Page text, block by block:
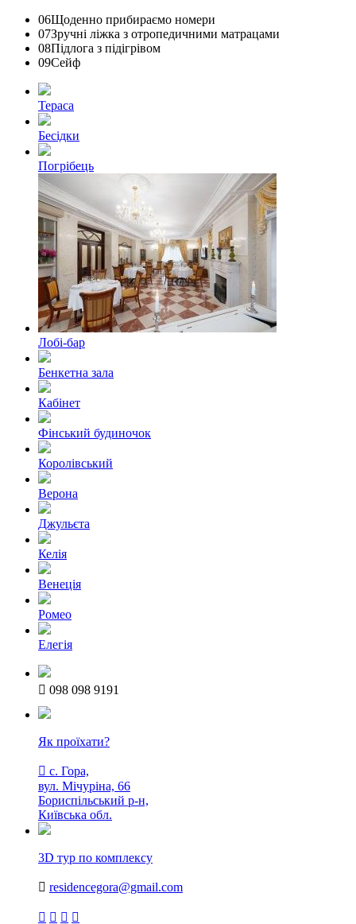
06Щоденно прибираємо номери
07Зручні ліжка з отропедичними матрацами
08Підлога з підігрівом
09Сейф
Тераса
Бесідки
Погрібець
Лобі-бар
Бенкетна зала
Кабінет
Фінський будиночок
Королівський
Верона
Джульєта
Келія
Венеція
Ромео
Eлегія
 098 098 9191
Як проїхати?
 с. Гора,
вул. Мічуріна, 66
Бориспільський р-н,
Київська обл.
3D тур по комплексу
 residencegora@gmail.com
   